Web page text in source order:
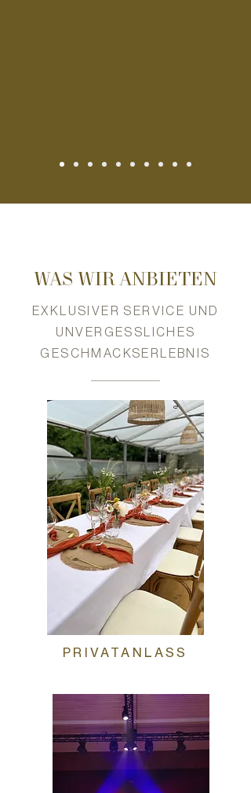
WAS WIR ANBIETEN
EXKLUSIVER SERVICE UND
UNVERGESSLICHES
GESCHMACKSERLEBNIS
PRIVATANLASS